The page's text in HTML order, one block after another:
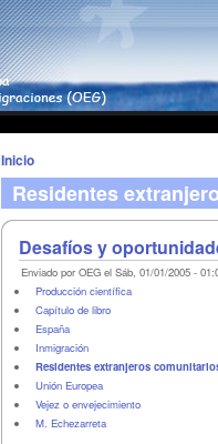
Inicio
Residentes
Desafíos y
Enviado por OEG el Sáb, 01/01/2005 -
Producción científica
Capítulo de libro
España
Inmigración
Residentes extranjeros
Unión Europea
Vejez o envejecimiento
M. Echezarreta